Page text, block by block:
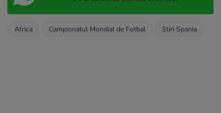
Africa Campionatul Mondial de Fotbal Stiri Spania